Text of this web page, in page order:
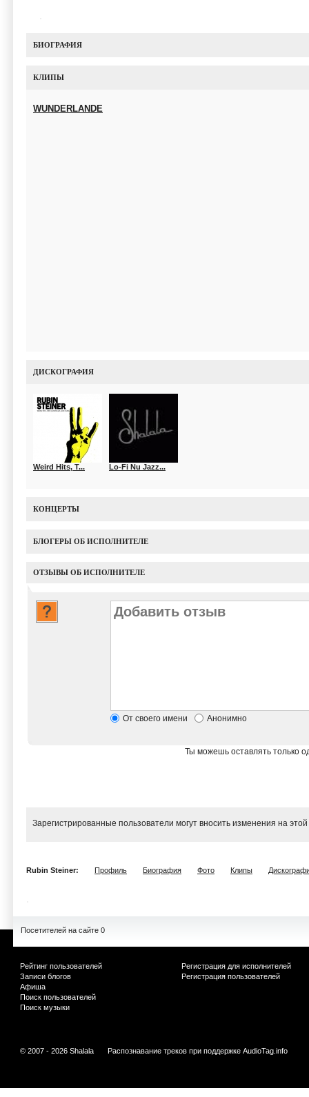
БИОГРАФИЯ
КЛИПЫ
WUNDERLANDE
ДИСКОГРАФИЯ
Weird Hits, T... Lo-Fi Nu Jazz...
КОНЦЕРТЫ
БЛОГЕРЫ ОБ ИСПОЛНИТЕЛЕ
ОТЗЫВЫ ОБ ИСПОЛНИТЕЛЕ
От своего имени Анонимно
Ты можешь оставлять только
Зарегистрированные пользователи могут вносить изменения на
Rubin Steiner: Профиль Биография Фото Клипы
Посетителей на сайте 0
Рейтинг пользователей
Записи блогов
Афиша
Поиск пользователей
Поиск музыки
Регистрация для исполнителей
Регистрация пользователей
© 2007 - 2026 Shalala Распознавание треков при поддержке AudioTag.info